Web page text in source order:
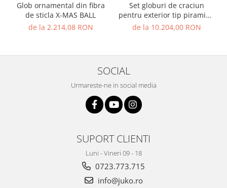
Glob ornamental din fibra
de sticla X-MAS BALL
de la 2.214,08 RON
Set globuri de craciun
pentru exterior tip piramida
din 4 Globuri - X-MAS
de la 10.204,00 RON
SOCIAL
Urmareste-ne in social media
SUPORT CLIENTI
Luni - Vineri 09 - 18
0723.773.715
info@juko.ro